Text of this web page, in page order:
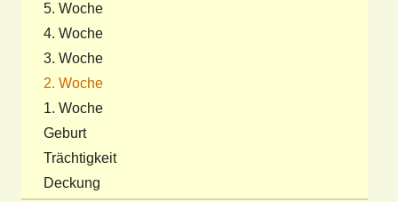
5. Woche
4. Woche
3. Woche
2. Woche
1. Woche
Geburt
Trächtigkeit
Deckung